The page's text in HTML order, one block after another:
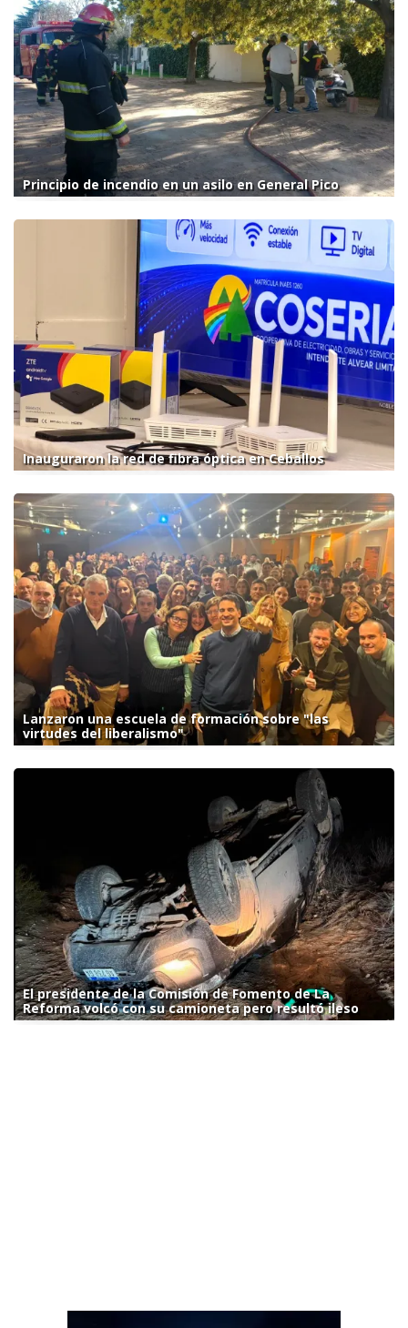
Principio de incendio en un asilo en General Pico
Inauguraron la red de fibra óptica en Ceballos
Lanzaron una escuela de formación sobre "las
virtudes del liberalismo"
El presidente de la Comisión de Fomento de La
Reforma volcó con su camioneta pero resultó ileso